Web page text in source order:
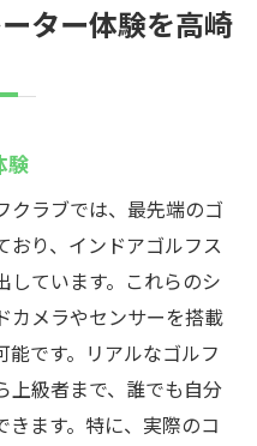
ター体験を高崎
験
クラブでは、最先端のゴ
おり、インドアゴルフス
しています。これらのシ
カメラやセンサーを搭載
能です。リアルなゴルフ
上級者まで、誰でも自分
ます。特に、実際のコ